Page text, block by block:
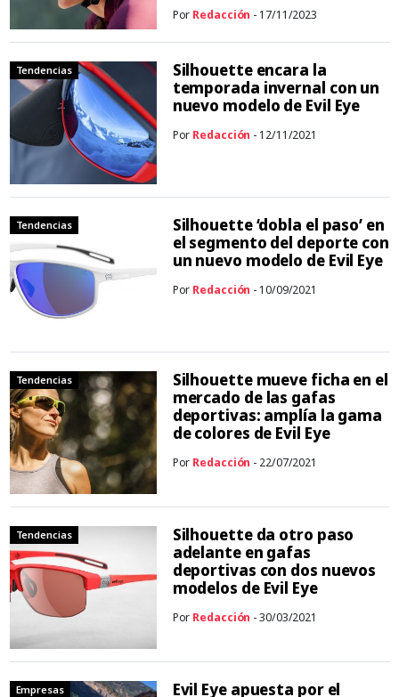
Por Redacción - 17/11/2023
Tendencias
Silhouette encara la
temporada invernal con un
nuevo modelo de Evil Eye
Por Redacción - 12/11/2021
Tendencias
Silhouette ‘dobla el paso’ en
el segmento del deporte con
un nuevo modelo de Evil Eye
Por Redacción - 10/09/2021
Tendencias
Silhouette mueve ficha en el
mercado de las gafas
deportivas: amplía la gama
de colores de Evil Eye
Por Redacción - 22/07/2021
Tendencias
Silhouette da otro paso
adelante en gafas
deportivas con dos nuevos
modelos de Evil Eye
Por Redacción - 30/03/2021
Empresas
Evil Eye apuesta por el